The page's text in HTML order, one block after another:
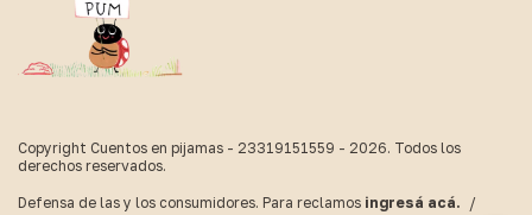
Copyright Cuentos en pijamas - 23319151559 - 2026. Todos los
derechos reservados.
Defensa de las y los consumidores. Para reclamos ingresá acá. /